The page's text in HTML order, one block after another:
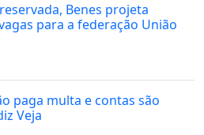
Benes projeta
para a federação União
paga multa e contas são
Veja